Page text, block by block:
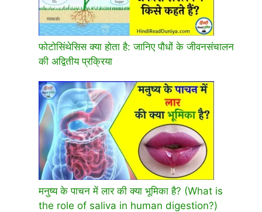
फोटोसिंथेसिस क्या होता है: जानिए पौधों के जीवनसंचालन
की अद्वितीय प्रक्रिया
मनुष्य के पाचन में लार की क्या भूमिका है? (What is
the role of saliva in human digestion?)